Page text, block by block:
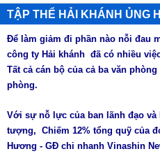
TẬP THỂ HẢI KHÁNH ỦNG
Để làm giảm đi phần nào nỗi đau
công ty Hải khánh đã có nhiều
Tất cả cán bộ của cả ba văn
phòng.
Với sự nỗ lực của ban lãnh đạo
tượng, Chiếm 12% tổng quỹ của
Hương - GĐ chi nhanh Vinashin